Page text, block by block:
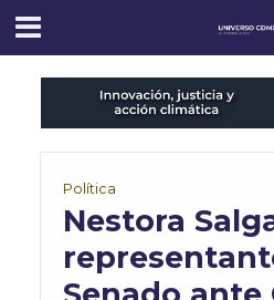
Política
Nestora